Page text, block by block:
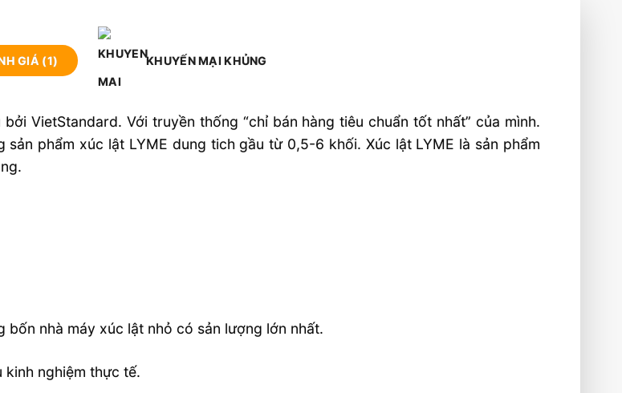
GIÁ (1) KHUYẾN MẠI KHỦNG
VietStandard. Với truyền thống “chỉ bán hàng tiêu chuẩn tốt nhất” của mình.
phẩm xúc lật LYME dung tich gầu từ 0,5-6 khối. Xúc lật LYME là sản phẩm
nhà máy xúc lật nhỏ có sản lượng lớn nhất.
kinh nghiệm thực tế.